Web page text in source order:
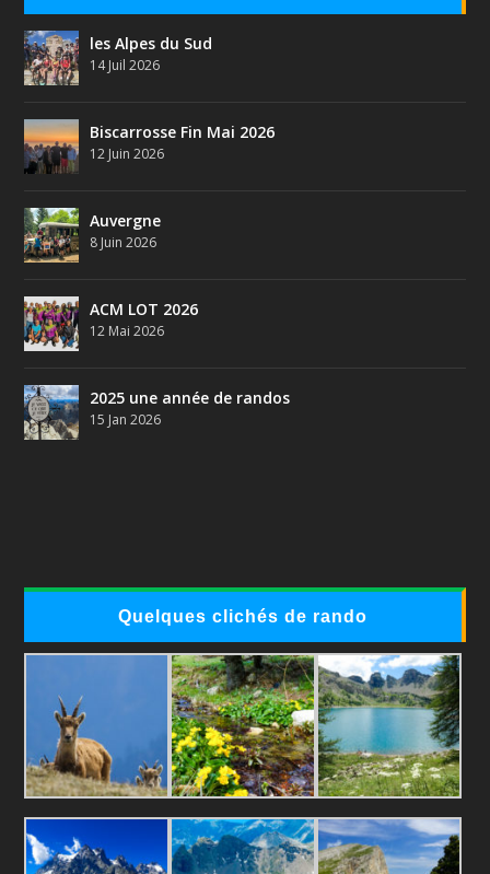
les Alpes du Sud
14 Juil 2026
Biscarrosse Fin Mai 2026
12 Juin 2026
Auvergne
8 Juin 2026
ACM LOT 2026
12 Mai 2026
2025 une année de randos
15 Jan 2026
Quelques clichés de rando